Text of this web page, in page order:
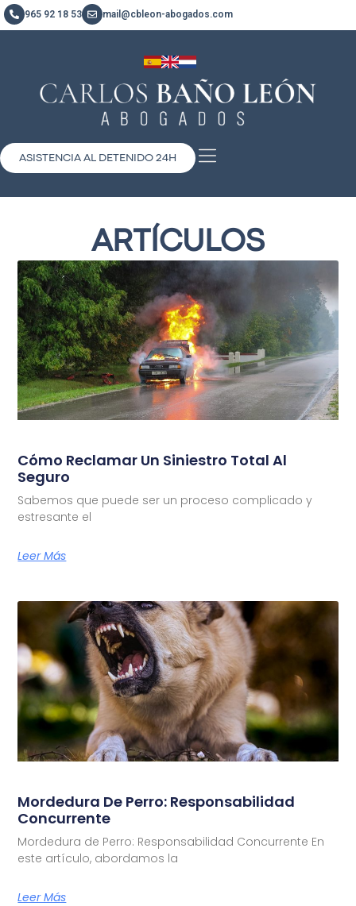
965 92 18 53 mail@cbleon-abogados.com
ASISTENCIA AL DETENIDO 24H
ARTÍCULOS
Cómo Reclamar Un Siniestro Total Al
Seguro
Sabemos que puede ser un proceso complicado y
estresante el
Leer Más
Mordedura De Perro: Responsabilidad
Concurrente
Mordedura de Perro: Responsabilidad Concurrente En
este artículo, abordamos la
Leer Más